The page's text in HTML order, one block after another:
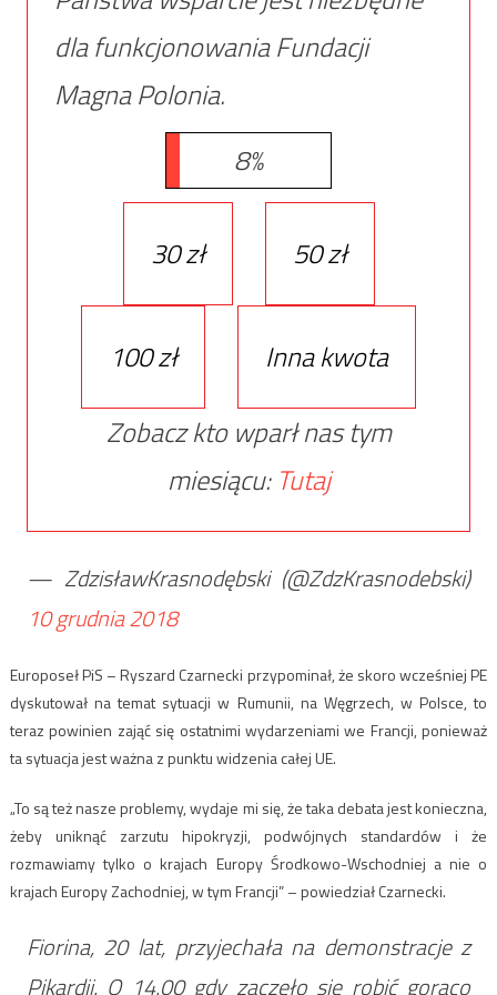
dla funkcjonowania Fundacji
Magna Polonia.
8%
30 zł 50 zł
100 zł
Inna kwota
Zobacz kto wparł nas tym
miesiącu: Tutaj
— ZdzisławKrasnodębski (@ZdzKrasnodebski)
10 grudnia 2018
Europoseł PiS – Ryszard Czarnecki przypominał, że skoro wcześniej PE
dyskutował na temat sytuacji w Rumunii, na Węgrzech, w Polsce, to
teraz powinien zająć się ostatnimi wydarzeniami we Francji, ponieważ
ta sytuacja jest ważna z punktu widzenia całej UE.
„To są też nasze problemy, wydaje mi się, że taka debata jest konieczna,
żeby uniknąć zarzutu hipokryzji, podwójnych standardów i że
rozmawiamy tylko o krajach Europy Środkowo-Wschodniej a nie o
krajach Europy Zachodniej, w tym Francji” – powiedział Czarnecki.
Fiorina, 20 lat, przyjechała na demonstracje z
Pikardii. O 14.00 gdy zaczęło się robić gorąco